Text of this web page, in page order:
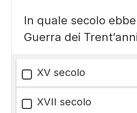
In quale secolo
Guerra dei
XV secolo
XVII secolo